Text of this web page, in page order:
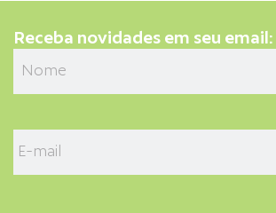
Receba novidades em seu email: